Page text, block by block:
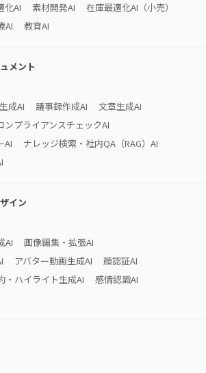
化AI
素材開発AI
在庫最適化AI（小売）
AI 教育AI
メント
成AI 議事録作成AI
文章生成AI
ンプライアンスチェックAI
AI
ナレッジ検索・社内QA（RAG）AI
イン
AI
画像編集・拡張AI
アバター動画生成AI
顔認証AI
・ハイライト生成AI
感情認識AI